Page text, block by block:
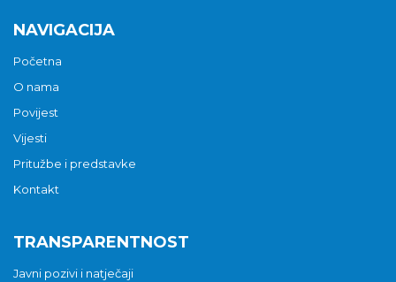
NAVIGACIJA
Početna
O nama
Povijest
Vijesti
Pritužbe i predstavke
Kontakt
TRANSPARENTNOST
Javni pozivi i natječaji